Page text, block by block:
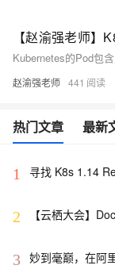
【赵渝强老师】
赵渝强老师 441
热门文章 最新
1 寻找 K8s 1.14
2
【云栖大会】
3 妙到毫巅，在阿